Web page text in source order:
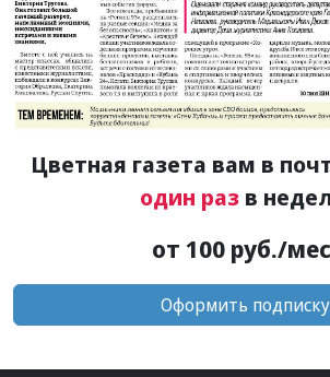
Цветная газета вам в
один разв
от 100 руб./
Оформить подписку